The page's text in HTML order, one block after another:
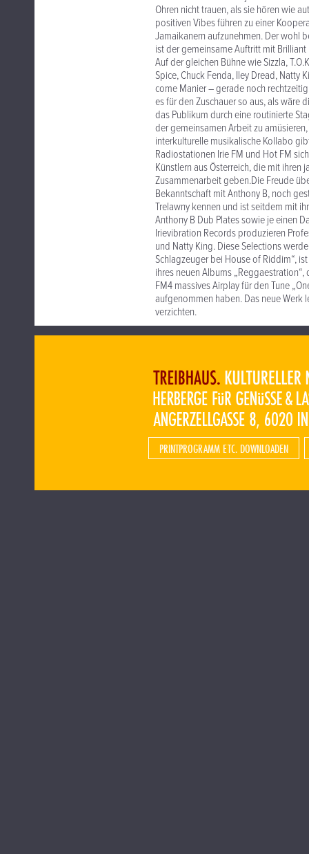
Ohren nicht trauen, als sie hören wie
positiven Vibes führen zu einer
Jamaikanern aufzunehmen. Der wohl
ist der gemeinsame Auftritt mit
Auf der gleichen Bühne wie Sizzla,
Spice, Chuck Fenda, Iley Dread, Natty
come Manier – gerade noch
es für den Zuschauer so aus, als wäre
das Publikum durch eine routinierte
der gemeinsamen Arbeit zu
interkulturelle musikalische Kollabo
Radiostationen Irie FM und Hot FM
Künstlern aus Österreich, die mit ihren
Zusammenarbeit geben.Die Freude
Bekanntschaft mit Anthony B, noch
Trelawny kennen und ist seitdem mit
Anthony B Dub Plates sowie je einen
Irievibration Records produzieren
und Natty King. Diese Selections
Schlagzeuger bei House of Riddim“,
ihres neuen Albums
FM4 massives Airplay für den Tune
aufgenommen haben. Das neue Werk
verzichten.
PRINTPROGRAMM ETC. DOWNLOADEN